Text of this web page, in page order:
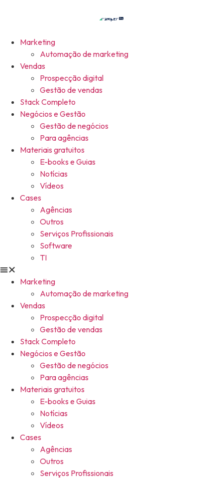
Marketing
Automação de marketing
Vendas
Prospecção digital
Gestão de vendas
Stack Completo
Negócios e Gestão
Gestão de negócios
Para agências
Materiais gratuitos
E-books e Guias
Notícias
Vídeos
Cases
Agências
Outros
Serviços Profissionais
Software
TI
Marketing
Automação de marketing
Vendas
Prospecção digital
Gestão de vendas
Stack Completo
Negócios e Gestão
Gestão de negócios
Para agências
Materiais gratuitos
E-books e Guias
Notícias
Vídeos
Cases
Agências
Outros
Serviços Profissionais